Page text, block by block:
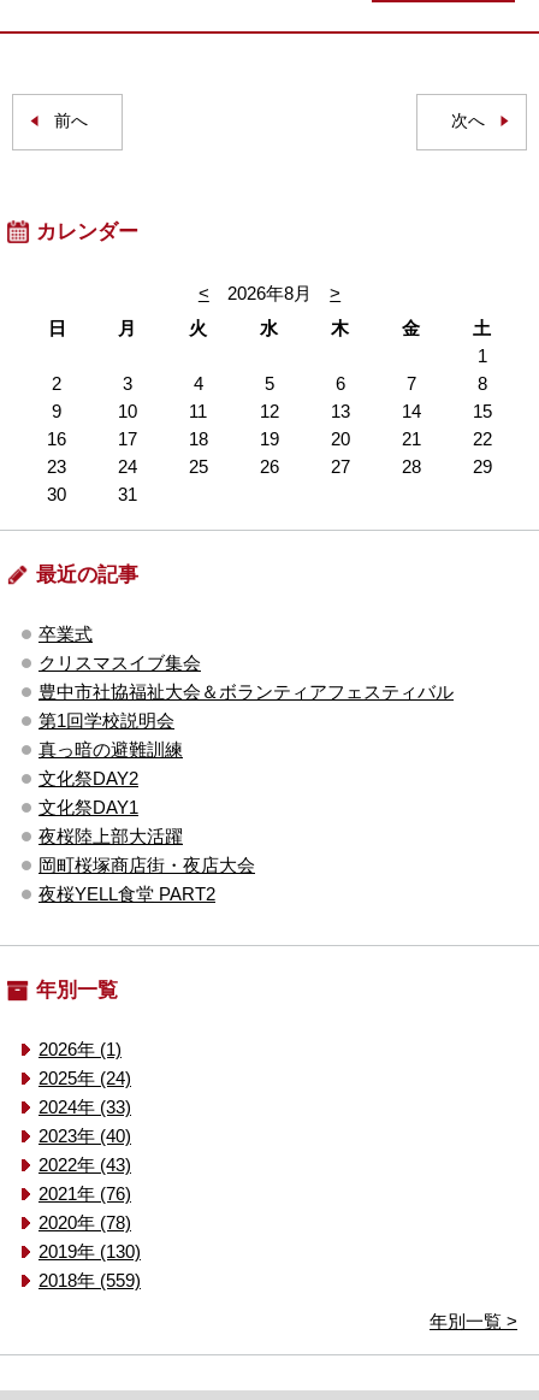
前へ 次へ
カレンダー
< 2026年8月
>
日
月 火 水 木 金
土
1
2
3 4 5 6 7
8
9
10 11 12 13 14
15
16
17 18 19 20 21
22
23
24 25 26 27 28
29
30
31
最近の記事
卒業式
クリスマスイブ集会
豊中市社協福祉大会＆ボランティアフェスティバル
第1回学校説明会
真っ暗の避難訓練
文化祭DAY2
文化祭DAY1
夜桜陸上部大活躍
岡町桜塚商店街・夜店大会
夜桜YELL食堂 PART2
年別一覧
2026年 (1)
2025年 (24)
2024年 (33)
2023年 (40)
2022年 (43)
2021年 (76)
2020年 (78)
2019年 (130)
2018年 (559)
年別一覧 >